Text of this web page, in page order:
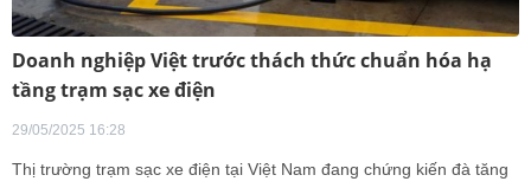
Doanh nghiệp Việt trước thách thức chuẩn hóa hạ
tầng trạm sạc xe điện
29/05/2025 16:28
Thị trường trạm sạc xe điện tại Việt Nam đang chứng kiến đà tăng